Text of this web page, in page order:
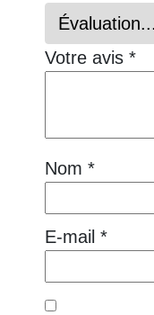
Votre avis *
Nom *
E-mail *